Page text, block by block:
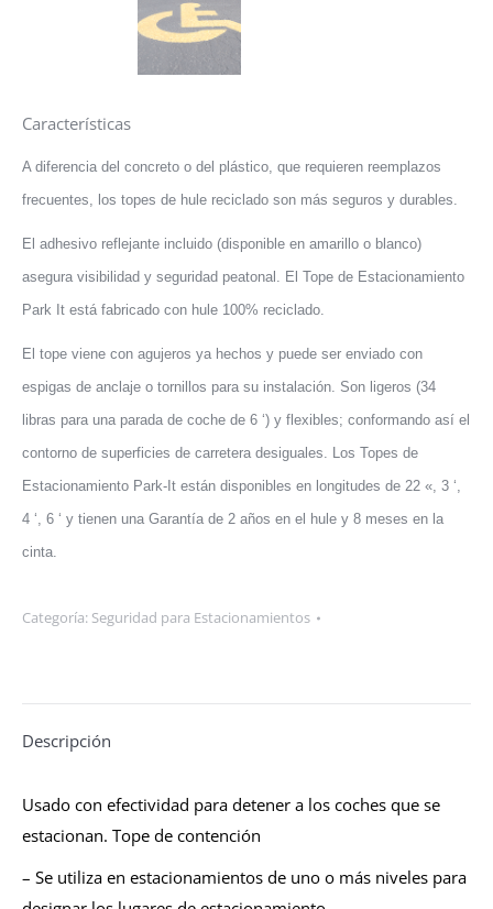
Características
A diferencia del concreto o del plástico, que requieren reemplazos
frecuentes, los topes de hule reciclado son más seguros y durables.
El adhesivo reflejante incluido (disponible en amarillo o blanco)
asegura visibilidad y seguridad peatonal. El Tope de Estacionamiento
Park It está fabricado con hule 100% reciclado.
El tope viene con agujeros ya hechos y puede ser enviado con
espigas de anclaje o tornillos para su instalación. Son ligeros (34
libras para una parada de coche de 6 ‘) y flexibles; conformando así el
contorno de superficies de carretera desiguales. Los Topes de
Estacionamiento Park-It están disponibles en longitudes de 22 «, 3 ‘,
4 ‘, 6 ‘ y tienen una Garantía de 2 años en el hule y 8 meses en la
cinta.
Categoría: Seguridad para Estacionamientos
Descripción
Usado con efectividad para detener a los coches que se
estacionan. Tope de contención
– Se utiliza en estacionamientos de uno o más niveles para